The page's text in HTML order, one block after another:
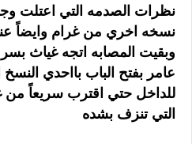
نظرات الصدمه التي اعتلت
نسخه اخري من غرام وايضاً
وبقيت المصابه اتجه غياث
عامر بفتح الباب بااحدي
للداخل حتي اقترب سريعاً من
التي تنزف بشده